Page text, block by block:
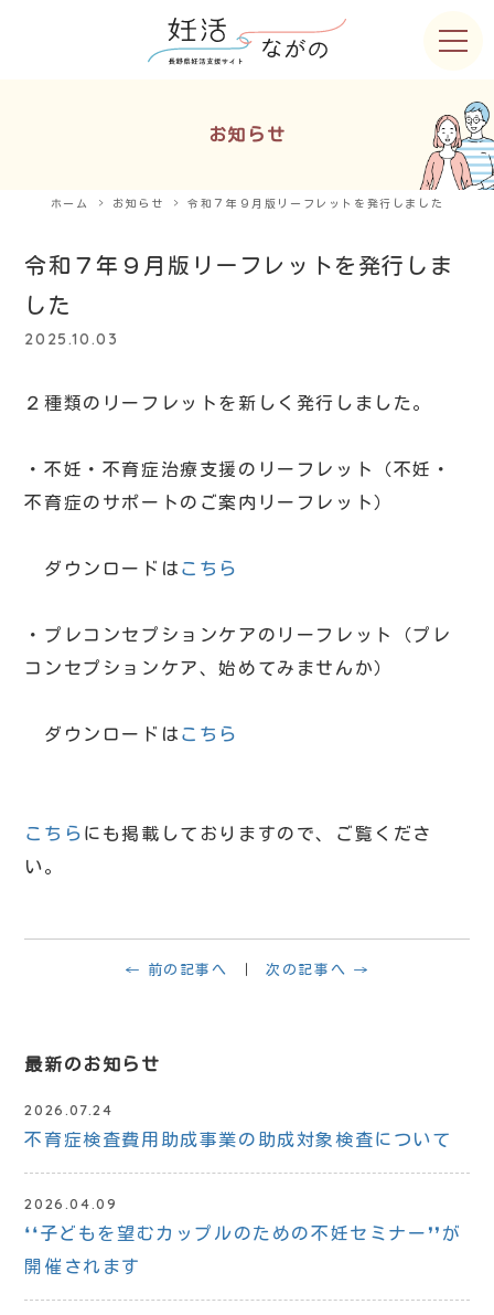
お知らせ
ホーム お知らせ 令和７年９月版リーフレットを発行しました
令和７年９月版リーフレットを発行しま
した
2025.10.03
２種類のリーフレットを新しく発行しました。
・不妊・不育症治療支援のリーフレット（不妊・
不育症のサポートのご案内リーフレット）
ダウンロードは こちら
・プレコンセプションケアのリーフレット（プレ
コンセプションケア、始めてみませんか）
ダウンロードは こちら
こ ちら にも掲載しておりますので、ご覧くださ
い。
← 前の記事へ 次の記事へ →
最新のお知らせ
2026.07.24
不育症検査費用助成事業の助成対象検査について
2026.04.09
❛❛子どもを望むカップルのための不妊セミナー❜❜が
開催されます